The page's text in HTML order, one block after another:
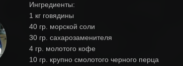
Ингредиенты:
1 кг говядины
40 гр. морской соли
30 гр. сахарозаменителя
4 гр. молотого кофе
10 гр. крупно смолотого черного перца